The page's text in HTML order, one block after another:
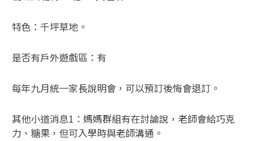
特色：千坪草地。
是否有戶外遊戲區：有
每年九月統一家長說明會，可以預訂後悔會退訂。
其他小道消息1：媽媽群組有在討論說，老師會給巧克
力、糖果，但可入學時與老師溝通。